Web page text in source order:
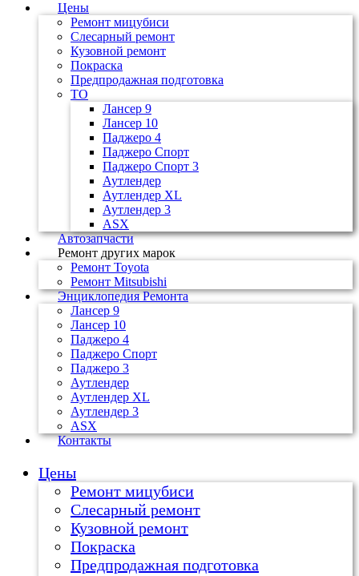
Цены
Ремонт мицубиси
Слесарный ремонт
Кузовной ремонт
Покраска
Предпродажная подготовка
ТО
Лансер 9
Лансер 10
Паджеро 4
Паджеро Спорт
Паджеро Спорт 3
Аутлендер
Аутлендер ХL
Аутлендер 3
ASX
Автозапчасти
Ремонт других марок
Ремонт Toyota
Ремонт Mitsubishi
Энциклопедия Ремонта
Лансер 9
Лансер 10
Паджеро 4
Паджеро Спорт
Паджеро 3
Аутлендер
Аутлендер ХL
Аутлендер 3
ASX
Контакты
Цены
Ремонт мицубиси
Слесарный ремонт
Кузовной ремонт
Покраска
Предпродажная подготовка